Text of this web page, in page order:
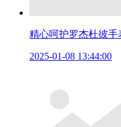
精心呵护罗杰杜彼
2025-01-08 13:44:00